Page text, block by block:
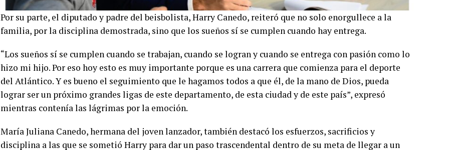
Por su parte, el diputado y padre del beisbolista, Harry Canedo, reiteró que no solo enorgullece a la
familia, por la disciplina demostrada, sino que los sueños sí se cumplen cuando hay entrega.
“Los sueños sí se cumplen cuando se trabajan, cuando se logran y cuando se entrega con pasión como lo
hizo mi hijo. Por eso hoy esto es muy importante porque es una carrera que comienza para el deporte
del Atlántico. Y es bueno el seguimiento que le hagamos todos a que él, de la mano de Dios, pueda
lograr ser un próximo grandes ligas de este departamento, de esta ciudad y de este país”, expresó
mientras contenía las lágrimas por la emoción.
María Juliana Canedo, hermana del joven lanzador, también destacó los esfuerzos, sacrificios y
disciplina a las que se sometió Harry para dar un paso trascendental dentro de su meta de llegar a un